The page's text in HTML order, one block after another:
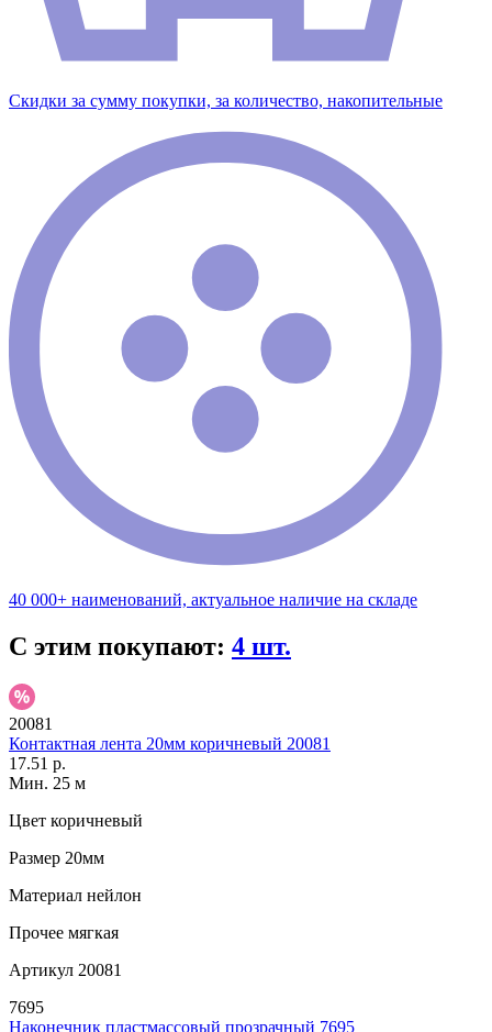
Скидки за сумму покупки, за количество, накопительные
40 000+ наименований, актуальное наличие на складе
С этим покупают: 4 шт.
20081
Контактная лента 20мм коричневый 20081
17.51 р.
Мин. 25 м
Цвет коричневый
Размер 20мм
Материал нейлон
Прочее мягкая
Артикул 20081
7695
Наконечник пластмассовый прозрачный 7695